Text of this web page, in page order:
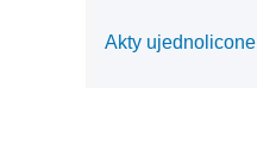
Akty ujednolicone